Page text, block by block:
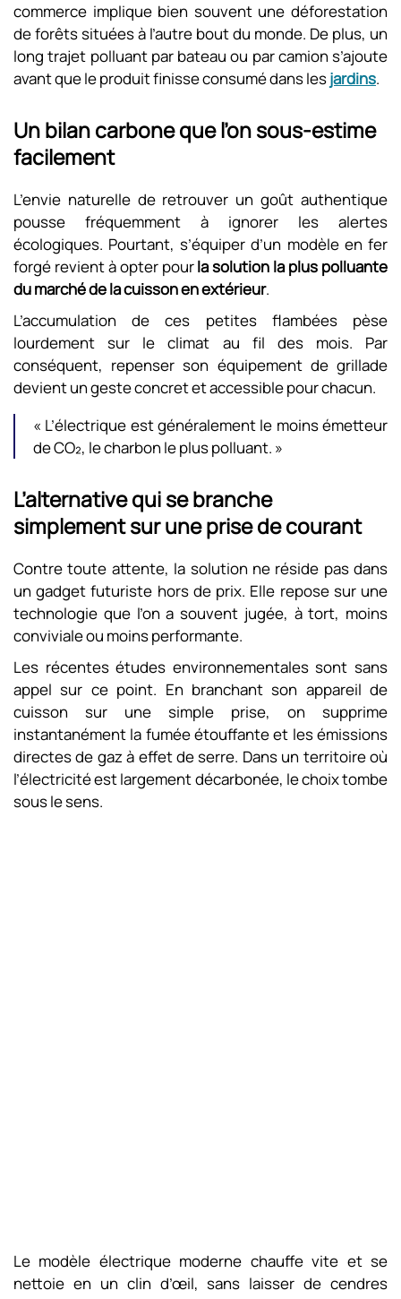
commerce implique bien souvent une déforestation
de forêts situées à l’autre bout du monde. De plus, un
long trajet polluant par bateau ou par camion s’ajoute
avant que le produit finisse consumé dans lesjardins.
Un bilan carbone que l’on sous-estime
facilement
L’envie naturelle de retrouver un goût authentique
pousse fréquemment à ignorer les alertes
écologiques. Pourtant, s’équiper d’un modèle en fer
forgé revient à opter pourla solution la plus polluante
du marché de la cuisson en extérieur.
L’accumulation de ces petites flambées pèse
lourdement sur le climat au fil des mois. Par
conséquent, repenser son équipement de grillade
devient un geste concret et accessible pour chacun.
« L’électrique est généralement le moins émetteur
de CO₂, le charbon le plus polluant. »
L’alternative qui se branche
simplement sur une prise de courant
Contre toute attente, la solution ne réside pas dans
un gadget futuriste hors de prix. Elle repose sur une
technologie que l’on a souvent jugée, à tort, moins
conviviale ou moins performante.
Les récentes études environnementales sont sans
appel sur ce point. En branchant son appareil de
cuisson sur une simple prise, on supprime
instantanément la fumée étouffante et les émissions
directes de gaz à effet de serre. Dans un territoire où
l’électricité est largement décarbonée, le choix tombe
sous le sens.
Le modèle électrique moderne chauffe vite et se
nettoie en un clin d’œil, sans laisser de cendres